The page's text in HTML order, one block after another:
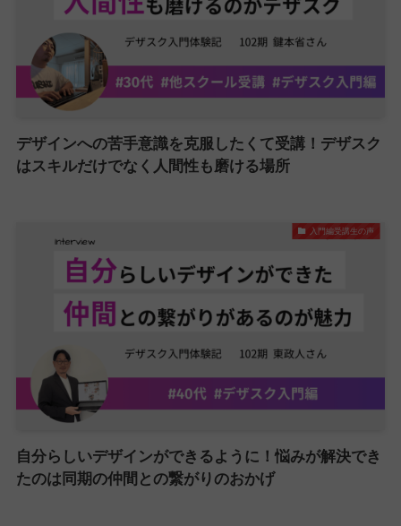
デザインへの苦手意識を克服したくて受講！デザスク
はスキルだけでなく人間性も磨ける場所
入門編受講生の声
自分らしいデザインができるように！悩みが解決でき
たのは同期の仲間との繋がりのおかげ